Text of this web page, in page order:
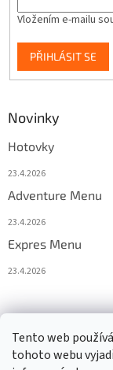
Tento web
tohoto webu
Vložením e-mailu
PŘIHLÁSIT SE
Novinky
Hotovky
23.4.2026
Adventure Menu
23.4.2026
Expres Menu
23.4.2026